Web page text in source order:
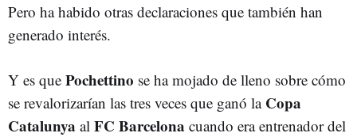
Pero ha habido otras declaraciones que también han
generado interés.
Y es que Pochettino se ha mojado de lleno sobre cómo
se revalorizarían las tres veces que ganó la Copa
Catalunya al FC Barcelona cuando era entrenador del